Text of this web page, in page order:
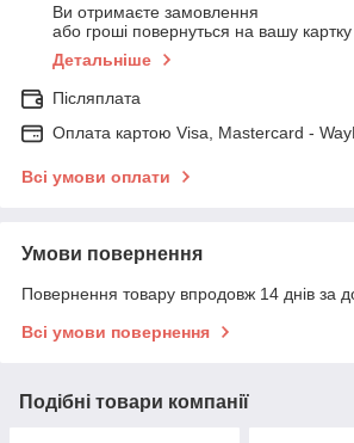
Ви отримаєте замовлення
або гроші повернуться на вашу картку
Детальніше
Післяплата
Оплата картою Visa, Mastercard -
Всі умови оплати
Умови повернення
Повернення товару впродовж 14 днів за
Всі умови повернення
Подібні товари компанії